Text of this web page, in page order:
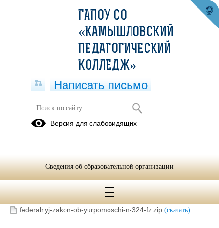
Федеральный закон от 21 ноября
2011 года № 324-ФЗ «О бесплатной
federalnyj-zakon-ob-yurpomoschi-n-324-fz.zip (скачать)
ГАПОУ СО
«КАМЫШЛОВСКИЙ
ПЕДАГОГИЧЕСКИЙ
КОЛЛЕДЖ»
Написать письмо
Версия для слабовидящих
Сведения об образовательной организации